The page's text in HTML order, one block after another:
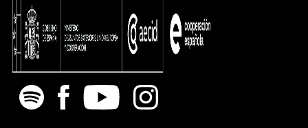
Spotify Facebook
Youtube Instagram